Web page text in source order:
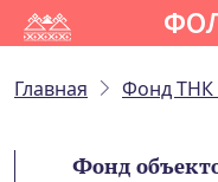
Главная Фонд
Фонд